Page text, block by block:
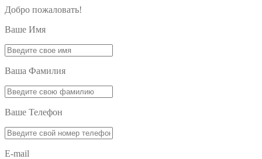
Добро пожаловать!
Ваше Имя
Ваша Фамилия
Ваше Телефон
E-mail